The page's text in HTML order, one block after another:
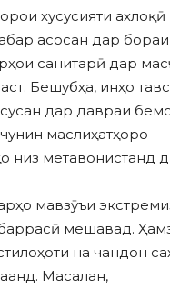
хусусияти
асосан дар
санитарӣ дар
Бешубҳа, инҳо
дар давраи
маслиҳатҳоро
низ метавонистанд
мавзӯъи
мешавад.
на чандон
Масалан,